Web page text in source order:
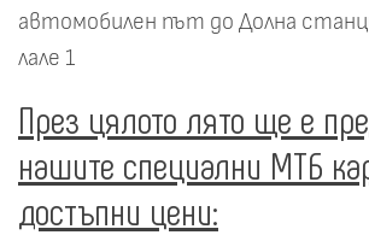
автомобилен път до Долна
лале 1
През цялото лято ще е
нашите специални МТБ
достъпни цени: